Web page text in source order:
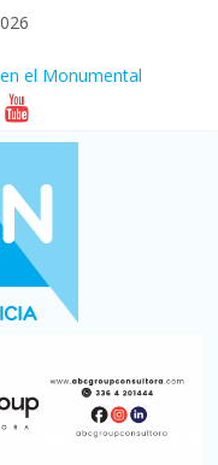
el Monumental
dos décadas y ya
kioscos: el sector
y consumo
por el país, un 5,9%
en julio: bajó un 12,6%